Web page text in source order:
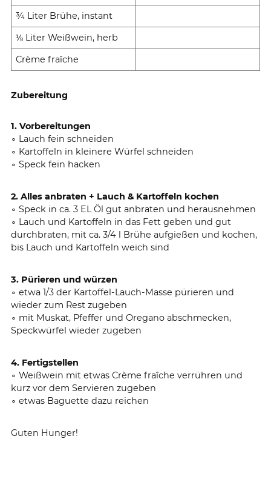
¾ Liter Brühe, instant
⅛ Liter Weißwein, herb
Crème fraîche
Zubereitung
1. Vorbereitungen
∘ Lauch fein schneiden
∘ Kartoffeln in kleinere Würfel schneiden
∘ Speck fein hacken
2. Alles anbraten + Lauch & Kartoffeln kochen
∘ Speck in ca. 3 EL Öl gut anbraten und herausnehmen
∘ Lauch und Kartoffeln in das Fett geben und gut
durchbraten, mit ca. 3/4 l Brühe aufgießen und kochen,
bis Lauch und Kartoffeln weich sind
3. Pürieren und würzen
∘ etwa 1/3 der Kartoffel-Lauch-Masse pürieren und
wieder zum Rest zugeben
∘ mit Muskat, Pfeffer und Oregano abschmecken,
Speckwürfel wieder zugeben
4. Fertigstellen
∘ Weißwein mit etwas Crème fraîche verrühren und
kurz vor dem Servieren zugeben
∘ etwas Baguette dazu reichen
Guten Hunger!